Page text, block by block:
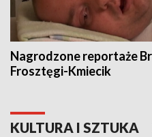
Nagrodzone reportaże
Frosztęgi-Kmiecik
KULTURA I SZTUKA